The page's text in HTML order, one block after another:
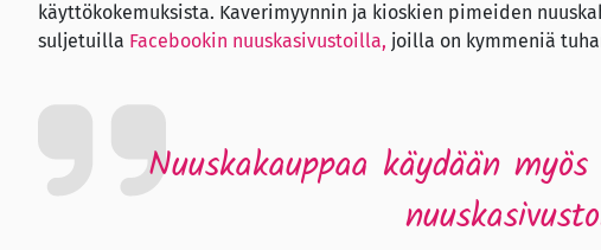
käyttökokemuksista. Kaverimyynnin ja kioskien pimeiden
suljetuilla Facebookin nuuskasivustoilla, joilla on kymmeniä
Nuuskakauppaa käydään